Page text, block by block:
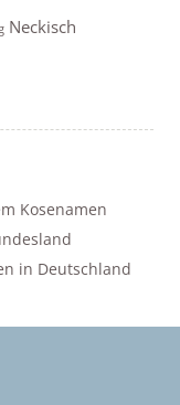
Neckisch
Kosenamen
in Deutschland